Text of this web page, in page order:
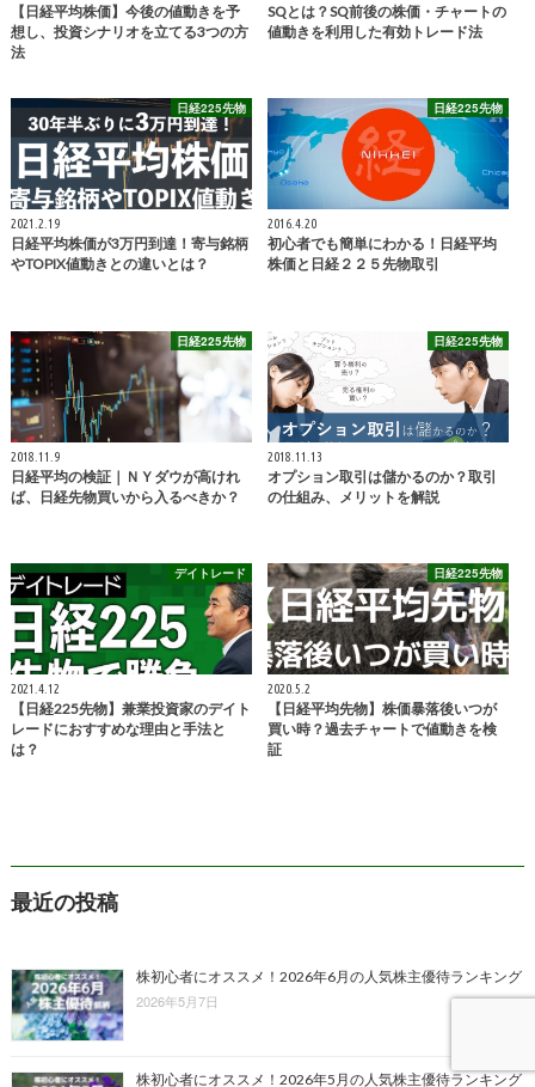
【日経平均株価】今後の値動きを予
想し、投資シナリオを立てる3つの方
法
SQとは？SQ前後の株価・チャートの
値動きを利用した有効トレード法
日経225先物
2021.2.19
日経平均株価が3万円到達！寄与銘柄
やTOPIX値動きとの違いとは？
日経225先物
2016.4.20
初心者でも簡単にわかる！日経平均
株価と日経２２５先物取引
日経225先物
2018.11.9
日経平均の検証｜ＮＹダウが高けれ
ば、日経先物買いから入るべきか？
日経225先物
2018.11.13
オプション取引は儲かるのか？取引
の仕組み、メリットを解説
デイトレード
2021.4.12
【日経225先物】兼業投資家のデイト
レードにおすすめな理由と手法と
は？
日経225先物
2020.5.2
【日経平均先物】株価暴落後いつが
買い時？過去チャートで値動きを検
証
最近の投稿
株初心者にオススメ！2026年6月の人気株主優待ランキング
2026年5月7日
株初心者にオススメ！2026年5月の人気株主優待ランキング